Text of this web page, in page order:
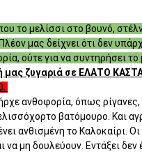
το μελίσσι στο βουνό,
μας δείχνει ότι δεν
ούτε για να συντηρήσει το
μας ζυγαριά σε ΕΛΑΤΟ
ανθοφορία, όπως ρίγανες,
βατόμουρο. Και
ανθισμένη το Καλοκαίρι.
μη δουλεύουν. Εντάξει δεν